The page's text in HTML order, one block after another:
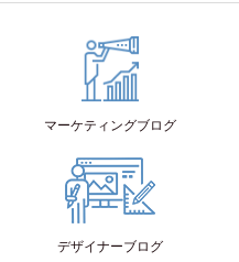
マーケティングブログ
デザイナーブログ